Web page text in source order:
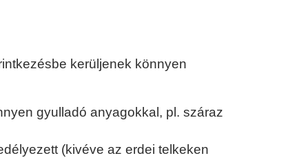
kerüljenek könnyen
gyulladó anyagokkal, pl. száraz
(kivéve az erdei telkeken